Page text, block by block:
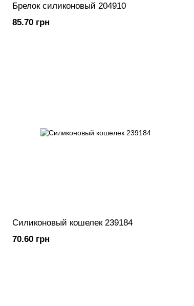
Брелок силиконовый 204910
85.70 грн
Силиконовый кошелек 239184
70.60 грн